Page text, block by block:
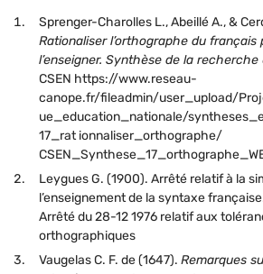
Sprenger-Charolles L., Abeillé A., &
Rationaliser l’orthographe du français
l’enseigner. Synthèse de la
CSEN https://www.reseau-
canope.fr/fileadmin/user_upload/
ue_education_nationale/
17_rat ionnaliser_orthographe/
Leygues G. (1900). Arrêté relatif à la
l’enseignement de la syntaxe
Arrêté du 28-12 1976 relatif aux
orthographiques
Vaugelas C. F. de (1647). Remarques